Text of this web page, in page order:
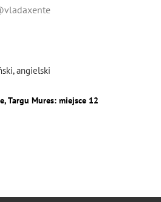
angielski
Targu Mures: miejsce 12